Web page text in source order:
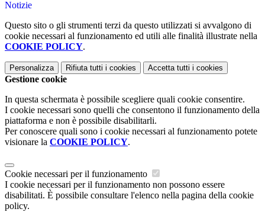
Notizie
Questo sito o gli strumenti terzi da questo utilizzati si avvalgono di
cookie necessari al funzionamento ed utili alle finalità illustrate nella
COOKIE POLICY.
Personalizza Rifiuta tutti i cookies Accetta tutti i cookies
Gestione cookie
In questa schermata è possibile scegliere quali cookie consentire.
I cookie necessari sono quelli che consentono il funzionamento della
piattaforma e non è possibile disabilitarli.
Per conoscere quali sono i cookie necessari al funzionamento potete
visionare la COOKIE POLICY.
Cookie necessari per il funzionamento
I cookie necessari per il funzionamento non possono essere
disabilitati. È possibile consultare l'elenco nella pagina della cookie
policy.